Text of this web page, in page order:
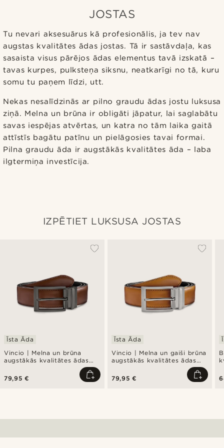
JOSTAS
Tu nevari aksesuārus kā profesionālis, ja tev nav
augstas kvalitātes ādas jostas. Tā ir sastāvdaļa, kas
sasaista visus pārējos ādas elementus tavā izskatā –
tavas kurpes, pulksteņa siksnu, neatkarīgi no tā, kuru
somu tu paņem līdzi, utt.
Nekas nesalīdzinās ar pilno graudu ādas jostu luksusa
ziņā. Melna un brūna ir obligāti jāpatur, lai saglabātu
savas iespējas atvērtas, un katra no tām laika gaitā
attīstīs bagātu patīnu un pielāgosies tavai formai.
Pilna graudu āda ir augstākās kvalitātes āda – laba
ilgtermiņa investīcija.
IZPĒTIET LUKSUSA JOSTAS
Vincio | Melna un brūna
augstākās kvalitātes ādas
josta, nēsājama uz divām
pusēm
Īsta Āda
79,95 €
Vincio | Melna un gaiši brūna
augstākās kvalitātes ādas
josta, nēsājama uz divām
pusēm
Īsta Āda
79,95 €